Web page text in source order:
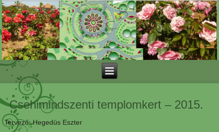
Csehimindszenti templomkert – 2015.
Tervező: Hegedüs Eszter